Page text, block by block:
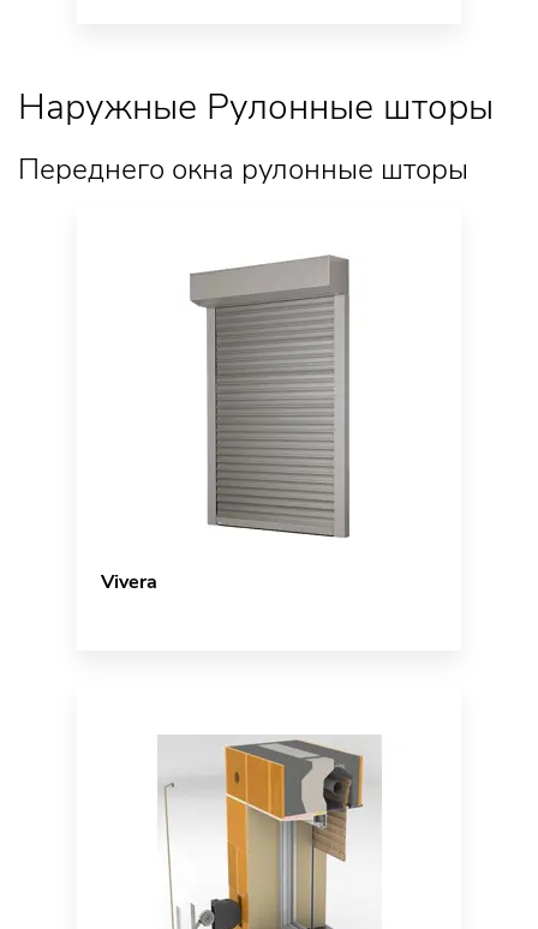
Наружные Рулонные шторы
Переднего окна рулонные шторы
Vivera